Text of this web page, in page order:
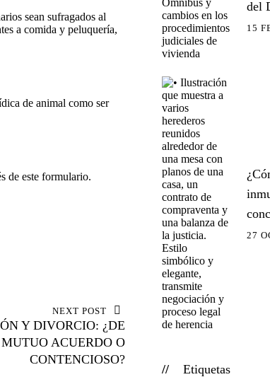
sean sufragados al
a comida y peluquería,
de animal como ser
de este formulario.
NEXT POST
Y DIVORCIO: ¿DE
MUTUO ACUERDO O
CONTENCIOSO?
del
15
27
Etiquetas